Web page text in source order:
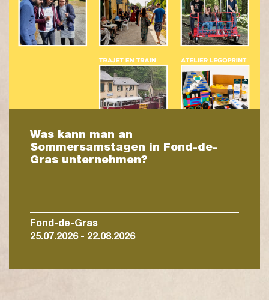
Was kann man an
Sommersamstagen in Fond-de-
Gras unternehmen?
Fond-de-Gras
25.07.2026 - 22.08.2026